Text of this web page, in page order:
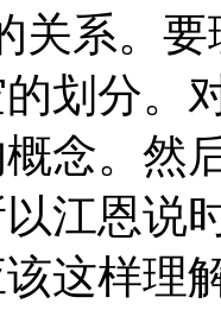
关系。
划分。
念。然
江恩说
这样理